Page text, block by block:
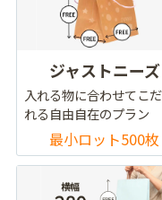
ジャストニーズ
入れる物に合わせてこ
れる自由自在のプラン
最小ロット500枚